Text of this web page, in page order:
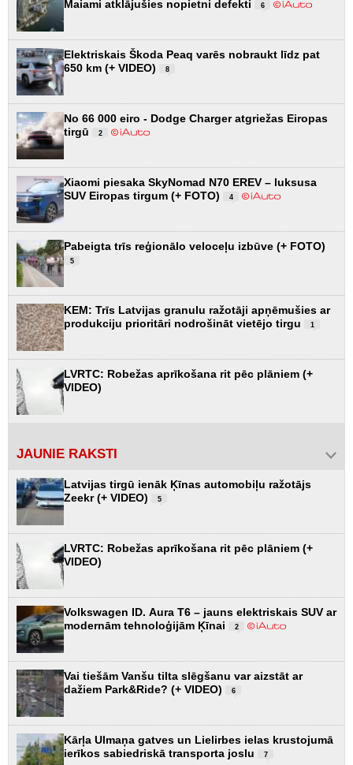
Maiami atklājušies nopietni defekti 6
Elektriskais Škoda Peaq varēs nobraukt līdz pat
650 km (+ VIDEO)
8
No 66 000 eiro - Dodge Charger atgriežas Eiropas
tirgū
2
Xiaomi piesaka SkyNomad N70 EREV – luksusa
SUV Eiropas tirgum (+ FOTO)
4
Pabeigta trīs reģionālo veloceļu izbūve (+ FOTO)
5
KEM: Trīs Latvijas granulu ražotāji apņēmušies ar
produkciju prioritāri nodrošināt vietējo tirgu
1
LVRTC: Robežas aprīkošana rit pēc plāniem (+
VIDEO)
JAUNIE RAKSTI
Latvijas tirgū ienāk Ķīnas automobiļu ražotājs
Zeekr (+ VIDEO)
5
LVRTC: Robežas aprīkošana rit pēc plāniem (+
VIDEO)
Volkswagen ID. Aura T6 – jauns elektriskais SUV ar
modernām tehnoloģijām Ķīnai
2
Vai tiešām Vanšu tilta slēgšanu var aizstāt ar
dažiem Park&Ride? (+ VIDEO)
6
Kārļa Ulmaņa gatves un Lielirbes ielas krustojumā
ierīkos sabiedriskā transporta joslu
7